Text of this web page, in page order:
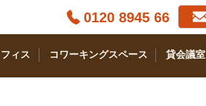
0120 8945 66
ィス コワーキングスペース 貸会議室